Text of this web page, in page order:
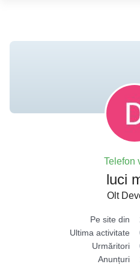
Telefon
luci
Olt
Pe site din
Ultima activitate
Urmăritori
Anunțuri